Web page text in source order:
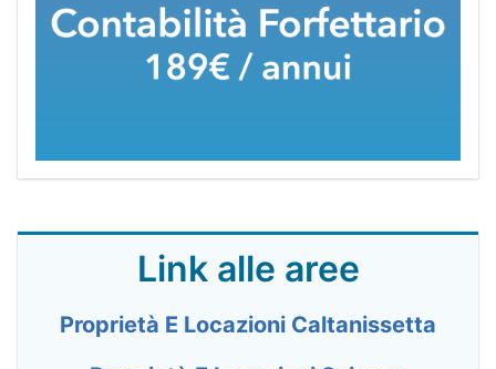
Link alle aree
Proprietà E Locazioni Caltanissetta